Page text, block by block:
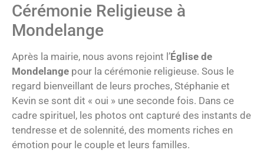
Cérémonie Religieuse à
Mondelange
Après la mairie, nous avons rejoint l’Église de
Mondelange pour la cérémonie religieuse. Sous le
regard bienveillant de leurs proches, Stéphanie et
Kevin se sont dit « oui » une seconde fois. Dans ce
cadre spirituel, les photos ont capturé des instants de
tendresse et de solennité, des moments riches en
émotion pour le couple et leurs familles.